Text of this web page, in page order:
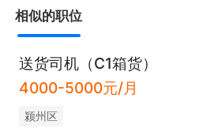
相似的职位
送货司机（C1箱货）
4000-5000元/月
颍州区